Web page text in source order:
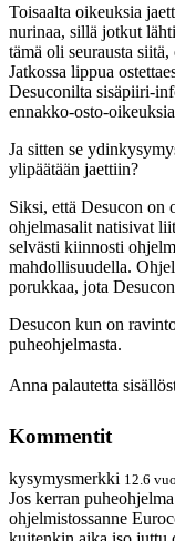
Toisaalta oikeuksia
nurinaa, sillä jotkut
tämä oli seurausta
Jatkossa lippua
Desuconilta sisäpiiri-
ennakko-osto-
Ja sitten se
ylipäätään jaettiin?
Siksi, että Desucon on
ohjelmasalit natisivat
selvästi kiinnosti
mahdollisuudella.
porukkaa, jota
Desucon kun on
puheohjelmasta.
Anna palautetta
Kommentit
kysymysmerkki 12.6
Jos kerran
ohjelmistossanne